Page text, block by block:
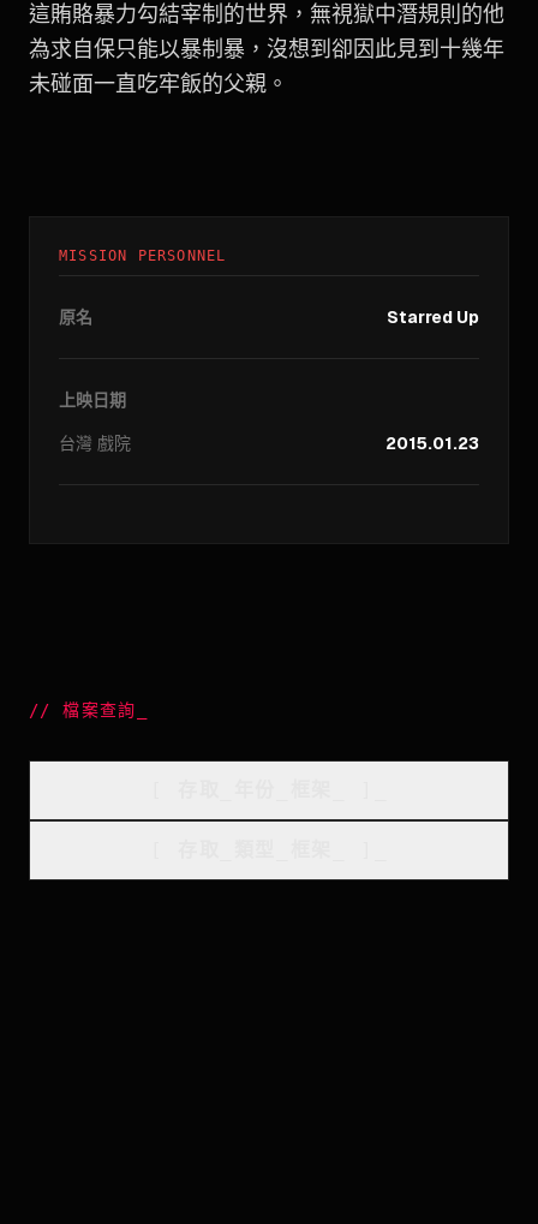
這賄賂暴力勾結宰制的世界，無視獄中潛規則的他
為求自保只能以暴制暴，沒想到卻因此見到十幾年
未碰面一直吃牢飯的父親。
MISSION PERSONNEL
原名 Starred Up
上映日期
台灣 戲院 2015.01.23
//檔案查詢